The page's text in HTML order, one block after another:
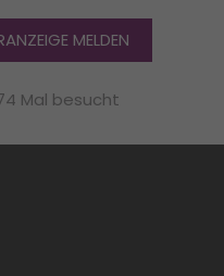
MELDEN
Mal besucht